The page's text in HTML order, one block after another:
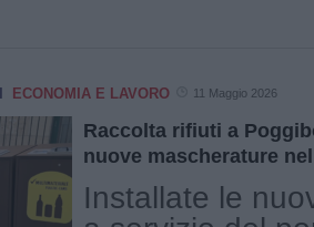
ECONOMIA E LAVORO 11 Maggio 2026
Raccolta rifiuti a
nuove mascherature
Installate le